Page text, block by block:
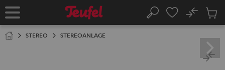
Startseite Suche
No
STEREO STEREOANLAGE